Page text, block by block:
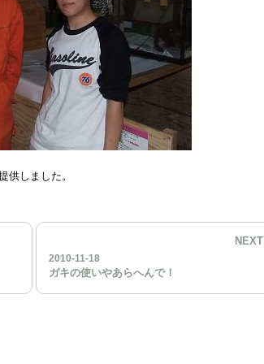
供しました。
NEXT
2010-11-18
ガキの使いやあらへんで！